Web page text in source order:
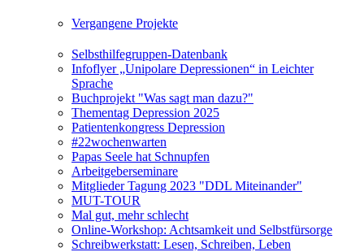
Vergangene Projekte
Selbsthilfegruppen-Datenbank
Infoflyer „Unipolare Depressionen“ in Leichter
Sprache
Buchprojekt "Was sagt man dazu?"
Thementag Depression 2025
Patientenkongress Depression
#22wochenwarten
Papas Seele hat Schnupfen
Arbeitgeberseminare
Mitglieder Tagung 2023 "DDL Miteinander"
MUT-TOUR
Mal gut, mehr schlecht
Online-Workshop: Achtsamkeit und Selbstfürsorge
Schreibwerkstatt: Lesen, Schreiben, Leben